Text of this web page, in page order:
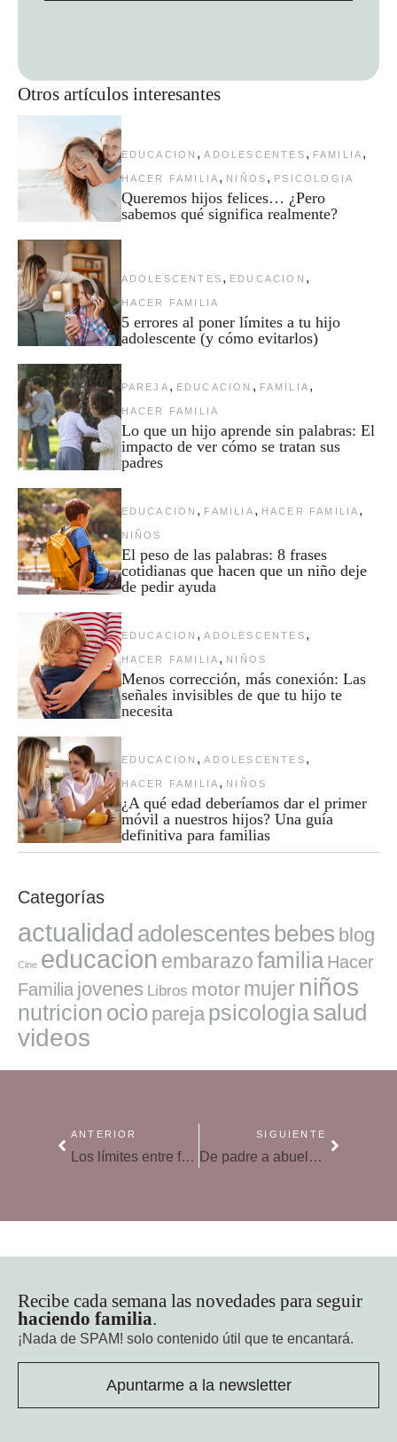
Otros artículos interesantes
EDUCACION , ADOLESCENTES , FAMILIA ,
HACER FAMILIA , NIÑOS , PSICOLOGIA
Queremos hijos felices… ¿Pero
sabemos qué significa realmente?
ADOLESCENTES , EDUCACION ,
HACER FAMILIA
5 errores al poner límites a tu hijo
adolescente (y cómo evitarlos)
PAREJA , EDUCACION , FAMILIA ,
HACER FAMILIA
Lo que un hijo aprende sin palabras: El
impacto de ver cómo se tratan sus
padres
EDUCACION , FAMILIA , HACER FAMILIA ,
NIÑOS
El peso de las palabras: 8 frases
cotidianas que hacen que un niño deje
de pedir ayuda
EDUCACION , ADOLESCENTES ,
HACER FAMILIA , NIÑOS
Menos corrección, más conexión: Las
señales invisibles de que tu hijo te
necesita
EDUCACION , ADOLESCENTES ,
HACER FAMILIA , NIÑOS
¿A qué edad deberíamos dar el primer
móvil a nuestros hijos? Una guía
definitiva para familias
Categorías
actualidad adolescentes bebes blog
Cine educacion embarazofamilia Hacer
Familia jovenes Libros motor mujer niños
nutricion ocio pareja psicologia salud
videos
ANTERIOR
Los límites entre fantasía y realidad
SIGUIENTE
De padre a abuelo, el primer nieto
Recibe cada semana las novedades para seguir
haciendo familia
¡Nada de SPAM! solo contenido útil que te encantará.
Apuntarme a la newsletter